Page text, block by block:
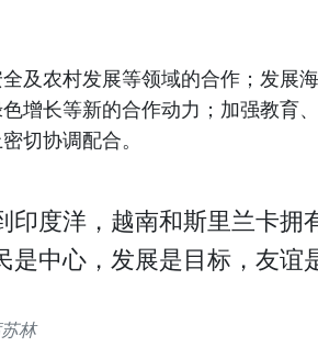
及农村发展等领域的合作；发展
增长等新的合作动力；加强教育、
切协调配合。
印度洋，越南和斯里兰卡拥
是中心，发展是目标，友谊
林